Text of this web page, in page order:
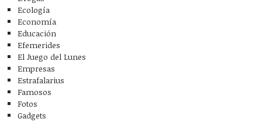
Ecología
Economía
Educación
Efemerides
El Juego del Lunes
Empresas
Estrafalarius
Famosos
Fotos
Gadgets